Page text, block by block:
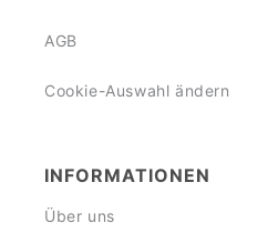
AGB
Cookie-Auswahl ändern
INFORMATIONEN
Über uns